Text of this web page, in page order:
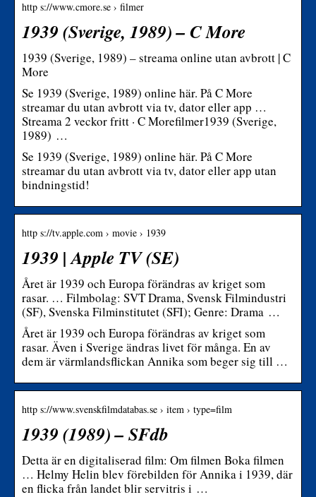
http s://www.cmore.se › filmer
1939 (Sverige, 1989) – C More
1939 (Sverige, 1989) – streama online utan avbrott | C
More
Se 1939 (Sverige, 1989) online här. På C More
streamar du utan avbrott via tv, dator eller app …
Streama 2 veckor fritt · C Morefilmer1939 (Sverige,
1989) …
Se 1939 (Sverige, 1989) online här. På C More
streamar du utan avbrott via tv, dator eller app utan
bindningstid!
http s://tv.apple.com › movie › 1939
1939 | Apple TV (SE)
Året är 1939 och Europa förändras av kriget som
rasar. … Filmbolag: SVT Drama, Svensk Filmindustri
(SF), Svenska Filminstitutet (SFI); Genre: Drama …
Året är 1939 och Europa förändras av kriget som
rasar. Även i Sverige ändras livet för många. En av
dem är värmlandsflickan Annika som beger sig till …
http s://www.svenskfilmdatabas.se › item › type=film
1939 (1989) – SFdb
Detta är en digitaliserad film: Om filmen Boka filmen
… Helmy Helin blev förebilden för Annika i 1939, där
en flicka från landet blir servitris i …